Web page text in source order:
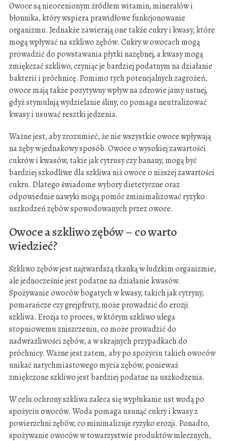
Owoce są nieocenionym źródłem witamin, minerałów i
błonnika, który wspiera prawidłowe funkcjonowanie
organizmu. Jednakże zawierają one także cukry i kwasy, które
mogą wpływać na szkliwo zębów. Cukry w owocach mogą
prowadzić do powstawania płytki nazębnej, a kwasy mogą
zmiękczać szkliwo, czyniąc je bardziej podatnym na działanie
bakterii i próchnicę. Pomimo tych potencjalnych zagrożeń,
owoce mają także pozytywny wpływ na zdrowie jamy ustnej,
gdyż stymulują wydzielanie śliny, co pomaga neutralizować
kwasy i usuwać resztki jedzenia.
Ważne jest, aby zrozumieć, że nie wszystkie owoce wpływają
na zęby w jednakowy sposób. Owoce o wysokiej zawartości
cukrów i kwasów, takie jak cytrusy czy banany, mogą być
bardziej szkodliwe dla szkliwa niż owoce o niższej zawartości
cukru. Dlatego świadome wybory dietetyczne oraz
odpowiednie nawyki mogą pomóc zminimalizować ryzyko
uszkodzeń zębów spowodowanych przez owoce.
Owoce a szkliwo zębów – co warto
wiedzieć?
Szkliwo zębów jest najtwardszą tkanką w ludzkim organizmie,
ale jednocześnie jest podatne na działanie kwasów.
Spożywanie owoców bogatych w kwasy, takich jak cytryny,
pomarańcze czy grejpfruty, może prowadzić do erozji
szkliwa. Erozja to proces, w którym szkliwo ulega
stopniowemu zniszczeniu, co może prowadzić do
nadwrażliwości zębów, a w skrajnych przypadkach do
próchnicy. Ważne jest zatem, aby po spożyciu takich owoców
unikać natychmiastowego mycia zębów, ponieważ
zmiękczone szkliwo jest bardziej podatne na uszkodzenia.
W celu ochrony szkliwa zaleca się wypłukanie ust wodą po
spożyciu owoców. Woda pomaga usunąć cukry i kwasy z
powierzchni zębów, co minimalizuje ryzyko erozji. Ponadto,
spożywanie owoców w towarzystwie produktów mlecznych,